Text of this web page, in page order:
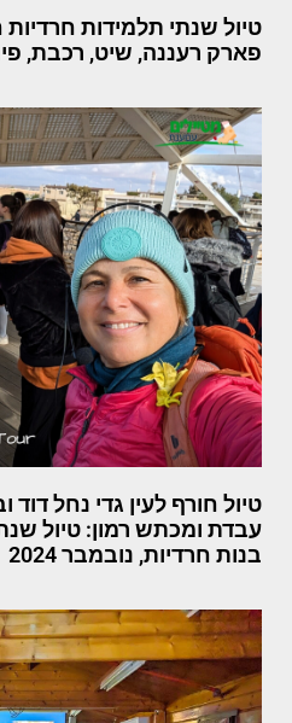
טיול שנתי תלמידות
פארק רעננה, שיט, רכבת, פינת
טיול חורף לעין גדי נחל
עבדת ומכתש רמון: טיול
בנות חרדיות, נובמבר 2024